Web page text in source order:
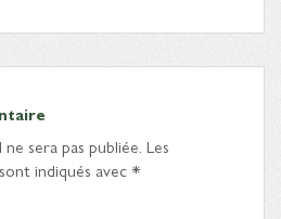
sera pas publiée. Les
indiqués avec*